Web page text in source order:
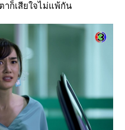
าก็เสียใจไม่แพ้กัน